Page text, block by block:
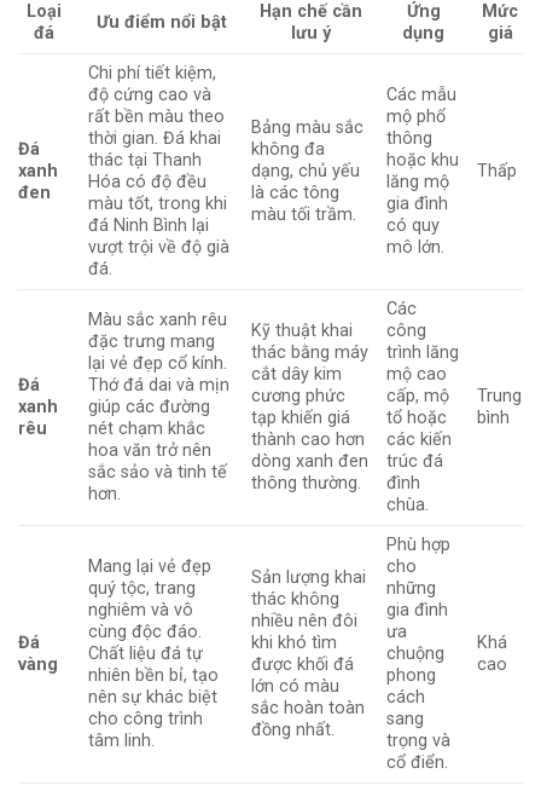
Loại
đá
Ưu điểm nổi bật
Hạn chế cần
lưu ý
Ứng
dụng
Mức
giá
Đá
xanh
đen
Chi phí tiết kiệm,
độ cứng cao và
rất bền màu theo
thời gian. Đá khai
thác tại Thanh
Hóa có độ đều
màu tốt, trong khi
đá Ninh Bình lại
vượt trội về độ già
đá.
Bảng màu sắc
không đa
dạng, chủ yếu
là các tông
màu tối trầm.
Các mẫu
mộ phổ
thông
hoặc khu
lăng mộ
gia đình
có quy
mô lớn.
Thấp
Đá
xanh
rêu
Màu sắc xanh rêu
đặc trưng mang
lại vẻ đẹp cổ kính.
Thớ đá dai và mịn
giúp các đường
nét chạm khắc
hoa văn trở nên
sắc sảo và tinh tế
hơn.
Kỹ thuật khai
thác bằng máy
cắt dây kim
cương phức
tạp khiến giá
thành cao hơn
dòng xanh đen
thông thường.
Các
công
trình lăng
mộ cao
cấp, mộ
tổ hoặc
các kiến
trúc đá
đình
chùa.
Trung
bình
Đá
vàng
Mang lại vẻ đẹp
quý tộc, trang
nghiêm và vô
cùng độc đáo.
Chất liệu đá tự
nhiên bền bỉ, tạo
nên sự khác biệt
cho công trình
tâm linh.
Sản lượng khai
thác không
nhiều nên đôi
khi khó tìm
được khối đá
lớn có màu
sắc hoàn toàn
đồng nhất.
Phù hợp
cho
những
gia đình
ưa
chuộng
phong
cách
sang
trọng và
cổ điển.
Khá
cao